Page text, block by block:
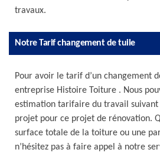
travaux.
Notre Tarif changement de tuile
Pour avoir le tarif d’un changement
entreprise Histoire Toiture . Nous
estimation tarifaire du travail
projet pour ce projet de rénovation.
surface totale de la toiture ou une
n’hésitez pas à faire appel à notre